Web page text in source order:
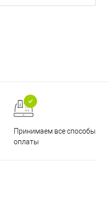
Принимаем все способы
оплаты